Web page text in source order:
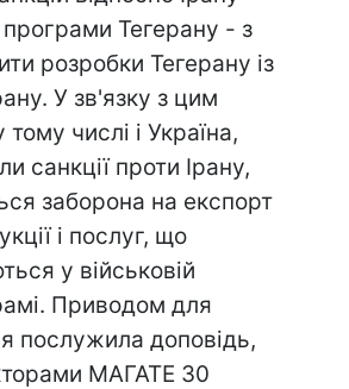
Тегерану - з
розробки Тегерану із
У зв'язку з цим
тому числі і Україна,
санкції проти Ірану,
заборона на експорт
і послуг, що
у військовій
Приводом для
послужила доповідь,
МАГАТЕ 30